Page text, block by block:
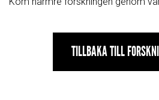
TILLBAKA TILL